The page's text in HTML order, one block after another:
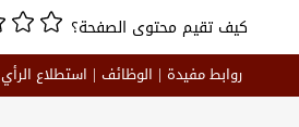
كيف تقيم محتوى الصفحة؟
روابط مفيدة الوظائف استطلاع الرأي